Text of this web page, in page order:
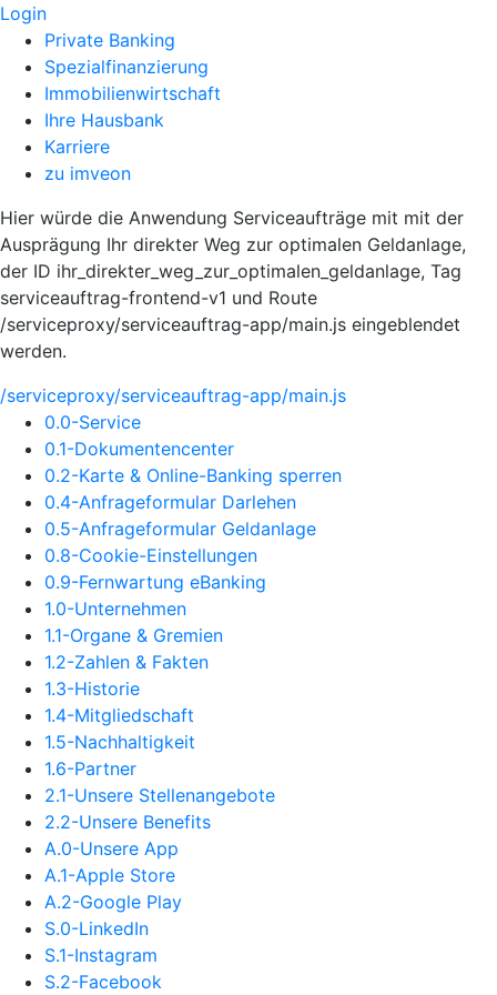
Login
Private Banking
Spezialfinanzierung
Immobilienwirtschaft
Ihre Hausbank
Karriere
zu imveon
Hier würde die Anwendung Serviceaufträge mit mit der
Ausprägung Ihr direkter Weg zur optimalen Geldanlage,
der ID ihr_direkter_weg_zur_optimalen_geldanlage, Tag
serviceauftrag-frontend-v1 und Route
/serviceproxy/serviceauftrag-app/main.js eingeblendet
werden.
/serviceproxy/serviceauftrag-app/main.js
0.0-Service
0.1-Dokumentencenter
0.2-Karte & Online-Banking sperren
0.4-Anfrageformular Darlehen
0.5-Anfrageformular Geldanlage
0.8-Cookie-Einstellungen
0.9-Fernwartung eBanking
1.0-Unternehmen
1.1-Organe & Gremien
1.2-Zahlen & Fakten
1.3-Historie
1.4-Mitgliedschaft
1.5-Nachhaltigkeit
1.6-Partner
2.1-Unsere Stellenangebote
2.2-Unsere Benefits
A.0-Unsere App
A.1-Apple Store
A.2-Google Play
S.0-LinkedIn
S.1-Instagram
S.2-Facebook